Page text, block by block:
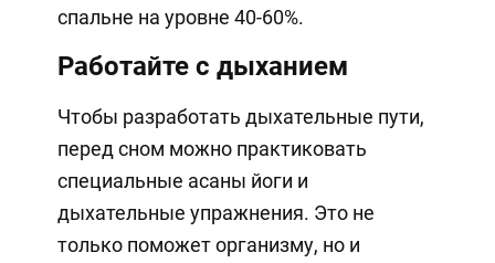
спальне на уровне 40-60%.
Работайте с дыханием
Чтобы разработать дыхательные пути,
перед сном можно практиковать
специальные асаны йоги и
дыхательные упражнения. Это не
только поможет организму, но и